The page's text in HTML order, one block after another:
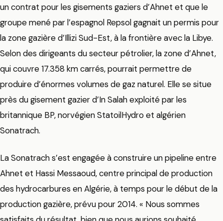
un contrat pour les gisements gaziers d’Ahnet et que le
groupe mené par l’espagnol Repsol gagnait un permis pour
la zone gazière d’Illizi Sud-Est, à la frontière avec la Libye.
Selon des dirigeants du secteur pétrolier, la zone d’Ahnet,
qui couvre 17.358 km carrés, pourrait permettre de
produire d’énormes volumes de gaz naturel. Elle se situe
près du gisement gazier d’In Salah exploité par les
britannique BP, norvégien StatoilHydro et algérien
Sonatrach.
La Sonatrach s’est engagée à construire un pipeline entre
Ahnet et Hassi Messaoud, centre principal de production
des hydrocarbures en Algérie, à temps pour le début de la
production gazière, prévu pour 2014. « Nous sommes